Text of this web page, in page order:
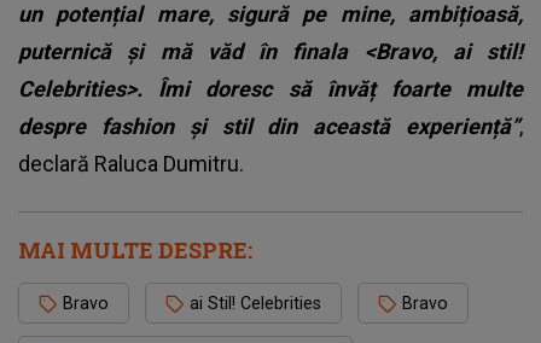
un potențial mare, sigură pe mine, ambițioasă,
puternică și mă văd în finala <Bravo, ai stil!
Celebrities>. Îmi doresc să învăț foarte multe
despre fashion și stil din această experiență”,
declară Raluca Dumitru.
MAI MULTE DESPRE:
Bravo ai Stil! Celebrities Bravo